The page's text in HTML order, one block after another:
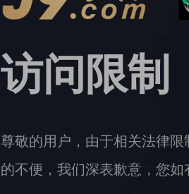
访问限制
尊敬的用户，由于相关法律
的不便，我们深表歉意，您如